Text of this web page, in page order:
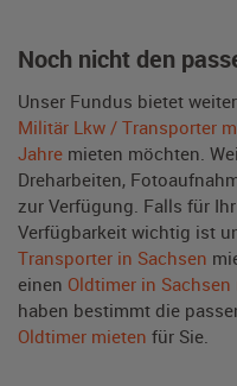
Noch nicht den
Unser Fundus bietet
Militär Lkw / Transporter
Jahre mieten möchten.
Dreharbeiten,
zur Verfügung. Falls für
Verfügbarkeit wichtig ist
Transporter in Sachsen
einen Oldtimer in Sachsen
haben bestimmt die
Oldtimer mieten für Sie.